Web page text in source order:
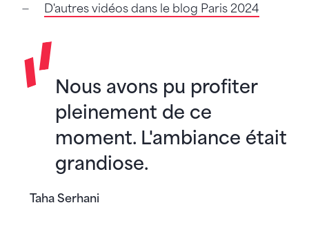
D'autres vidéos dans le blog Paris 2024
Taha Serhani
Nous avons pu profiter
pleinement de ce
moment. L'ambiance était
grandiose.